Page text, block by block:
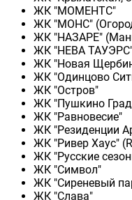
ЖК "МОМЕНТС"
ЖК "МОНС"
ЖК "НАЗАРЕ"
ЖК "НЕВА ТАУЭРС"
ЖК "Новая
ЖК "Одинцово
ЖК "Остров"
ЖК "Пушкино
ЖК "Равновесие"
ЖК "Резиденции
ЖК "Ривер Хаус"
ЖК "Русские
ЖК "Символ"
ЖК "Сиреневый
ЖК "Слава"